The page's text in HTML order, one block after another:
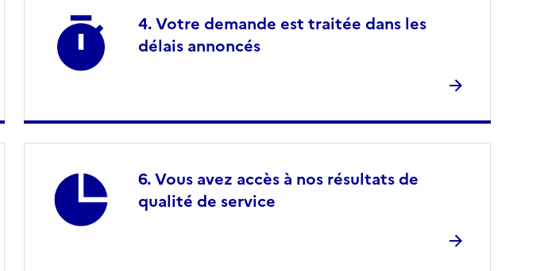
Votre demande est traitée dans les
délais annoncés
Vous avez accès à nos résultats de
qualité de service